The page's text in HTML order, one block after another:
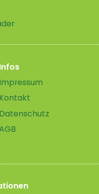
Infos
Impressum
Kontakt
Datenschutz